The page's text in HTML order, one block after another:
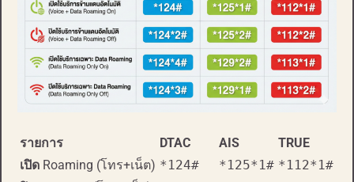
รายการ DTAC AIS
TRUE
เปิด Roaming (โทร+เน็ต) *124# *125*1# *112*1#